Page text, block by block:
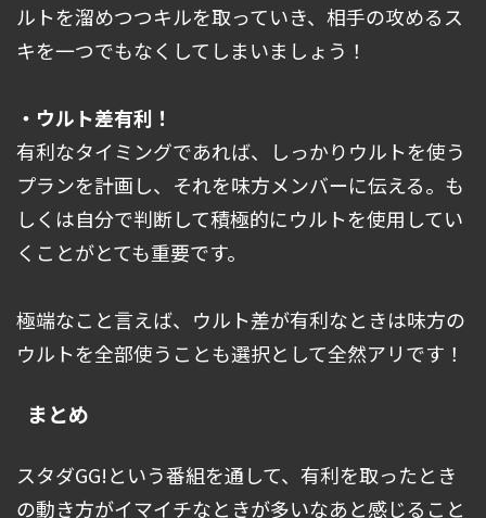
ルトを溜めつつキルを取っていき、相手の攻めるス
キを一つでもなくしてしまいましょう！
・ウルト差有利！
有利なタイミングであれば、しっかりウルトを使う
プランを計画し、それを味方メンバーに伝える。も
しくは自分で判断して積極的にウルトを使用してい
くことがとても重要です。
極端なこと言えば、ウルト差が有利なときは味方の
ウルトを全部使うことも選択として全然アリです！
まとめ
スタダGG!という番組を通して、有利を取ったとき
の動き方がイマイチなときが多いなあと感じること